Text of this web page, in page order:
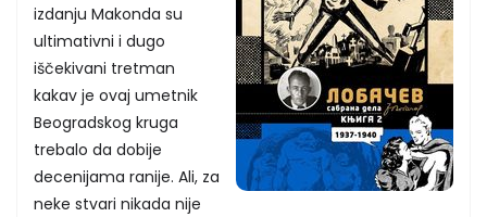
izdanju Makonda su
ultimativni i dugo
iščekivani tretman
kakav je ovaj umetnik
Beogradskog kruga
trebalo da dobije
decenijama ranije. Ali, za
neke stvari nikada nije